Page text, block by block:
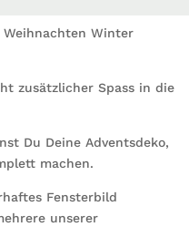
Winter
zusätzlicher Spass in die
Du Deine Adventsdeko,
machen.
Fensterbild
unserer